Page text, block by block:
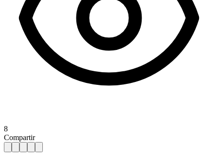
8
Compartir